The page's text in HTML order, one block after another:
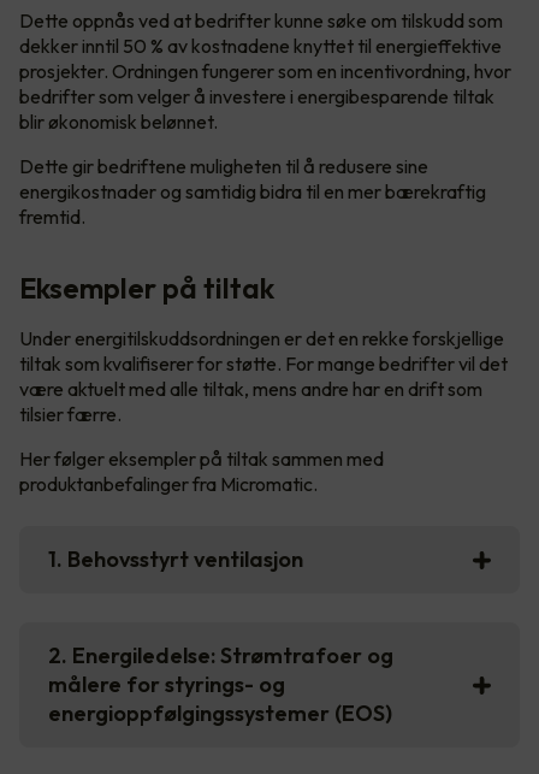
Dette oppnås ved at bedrifter kunne søke om tilskudd som
dekker inntil 50 % av kostnadene knyttet til energieffektive
prosjekter. Ordningen fungerer som en incentivordning, hvor
bedrifter som velger å investere i energibesparende tiltak
blir økonomisk belønnet.
Dette gir bedriftene muligheten til å redusere sine
energikostnader og samtidig bidra til en mer bærekraftig
fremtid.
Eksempler på tiltak
Under energitilskuddsordningen er det en rekke forskjellige
tiltak som kvalifiserer for støtte. For mange bedrifter vil det
være aktuelt med alle tiltak, mens andre har en drift som
tilsier færre.
Her følger eksempler på tiltak sammen med
produktanbefalinger fra Micromatic.
1. Behovsstyrt ventilasjon
2. Energiledelse: Strømtrafoer og
målere for styrings- og
energioppfølgingssystemer (EOS)